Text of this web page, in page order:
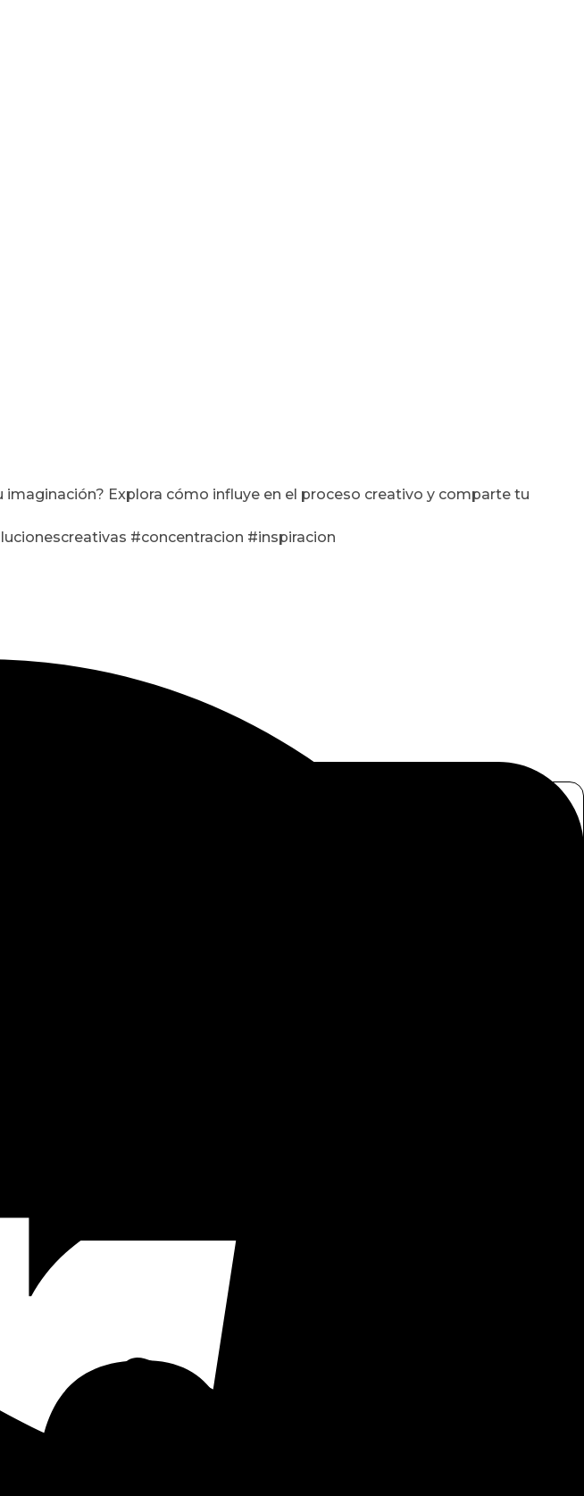
Explora cómo influye en el proceso creativo y comparte tu
#concentracion #inspiracion